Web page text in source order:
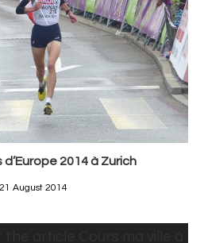
2014 à Zurich
21 August 2014